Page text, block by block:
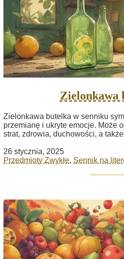
Zielonkawa
Zielonkawa butelka w senniku
przemianę i ukryte emocje. Może
strat, zdrowia, duchowości, a
26 stycznia, 2025
Przedmioty Zwykłe, Sennik na